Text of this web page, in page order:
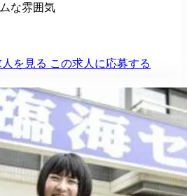
な雰囲気
を見る この求人に応募する